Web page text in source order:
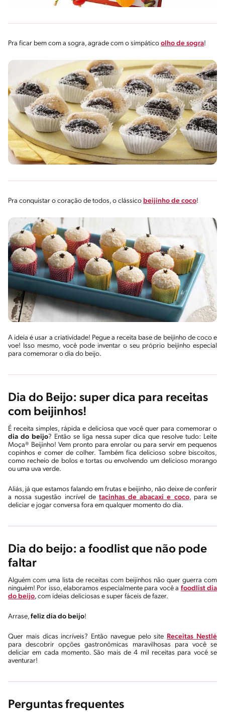
Pra ficar bem com a sogra, agrade com o simpático olho de sogra!
Pra conquistar o coração de todos, o clássico beijinho de coco!
A ideia é usar a criatividade! Pegue a receita base de beijinho de coco e
voe! Isso mesmo, você pode inventar o seu próprio beijinho especial
para comemorar o dia do beijo.
Dia do Beijo: super dica para receitas
com beijinhos!
É receita simples, rápida e deliciosa que você quer para comemorar o
dia do beijo? Então se liga nessa super dica que resolve tudo: Leite
Moça® Beijinho! Vem pronto para enrolar ou para servir em pequenos
copinhos e comer de colher. Também fica delicioso sobre biscoitos,
como recheio de bolos e tortas ou envolvendo um delicioso morango
ou uma uva verde.
Aliás, já que estamos falando em frutas e beijinho, não deixe de conferir
a nossa sugestão incrível de tacinhas de abacaxi e coco, para se
deliciar e jogar conversa fora em qualquer momento do dia.
Dia do beijo: a foodlist que não pode
faltar
Alguém com uma lista de receitas com beijinhos não quer guerra com
ninguém! Por isso, elaboramos especialmente para você a foodlist dia
do beijo, com ideias deliciosas e super fáceis de fazer.
Arrase, feliz dia do beijo!
Quer mais dicas incríveis? Então navegue pelo site Receitas Nestlé
para descobrir opções gastronômicas maravilhosas para você se
deliciar em cada momento. São mais de 4 mil receitas para você se
aventurar!
Perguntas frequentes